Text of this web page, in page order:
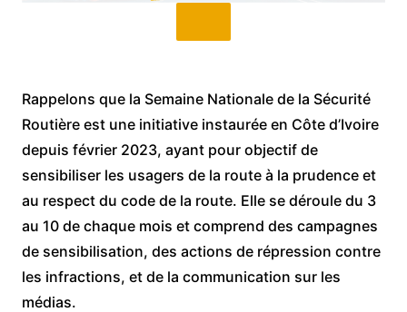
Rappelons que la Semaine Nationale de la Sécurité
Routière est une initiative instaurée en Côte d’Ivoire
depuis février 2023, ayant pour objectif de
sensibiliser les usagers de la route à la prudence et
au respect du code de la route. Elle se déroule du 3
au 10 de chaque mois et comprend des campagnes
de sensibilisation, des actions de répression contre
les infractions, et de la communication sur les
médias.